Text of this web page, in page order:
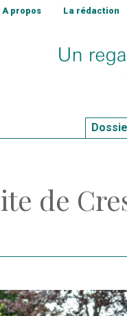
A propos La rédaction
de